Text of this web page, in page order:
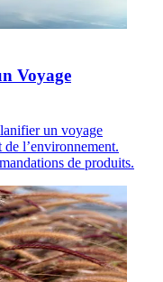
Voyage
un voyage
l’environnement.
de produits.